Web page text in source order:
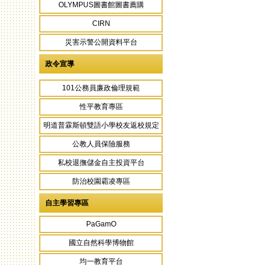
OLYMPUS圖書館圖書薦購
CIRN
災害示警公開資料平台
政令宣導
101公務員廉政倫理規範
性平教育專區
明道普霖斯頓雙語小學校友返校規定
公教人員保險服務
私校退撫儲金自主投資平台
防治校園霸凌專區
自主學習專區
PaGamO
國立自然科學博物館
均一教育平台